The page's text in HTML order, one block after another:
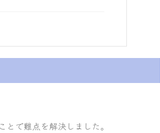
で難点を解決しました。